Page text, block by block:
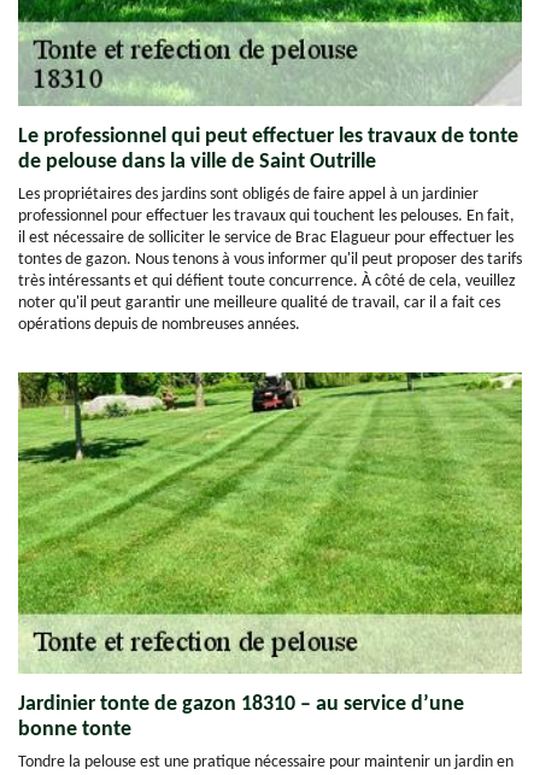
Le professionnel qui peut effectuer les travaux de tonte
de pelouse dans la ville de Saint Outrille
Les propriétaires des jardins sont obligés de faire appel à un jardinier
professionnel pour effectuer les travaux qui touchent les pelouses. En fait,
il est nécessaire de solliciter le service de Brac Elagueur pour effectuer les
tontes de gazon. Nous tenons à vous informer qu'il peut proposer des tarifs
très intéressants et qui défient toute concurrence. À côté de cela, veuillez
noter qu'il peut garantir une meilleure qualité de travail, car il a fait ces
opérations depuis de nombreuses années.
Jardinier tonte de gazon 18310 – au service d’une
bonne tonte
Tondre la pelouse est une pratique nécessaire pour maintenir un jardin en